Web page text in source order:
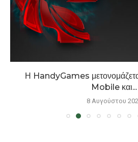
Η HandyGames
Mobile και...
8 Αυγούστου